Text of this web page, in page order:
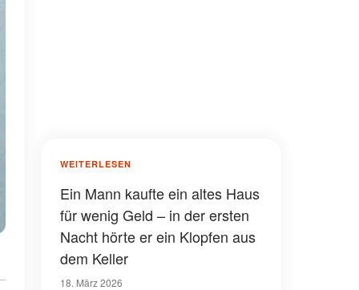
WEITERLESEN
Ein Mann kaufte ein altes Haus
für wenig Geld – in der ersten
Nacht hörte er ein Klopfen aus
dem Keller
18. März 2026